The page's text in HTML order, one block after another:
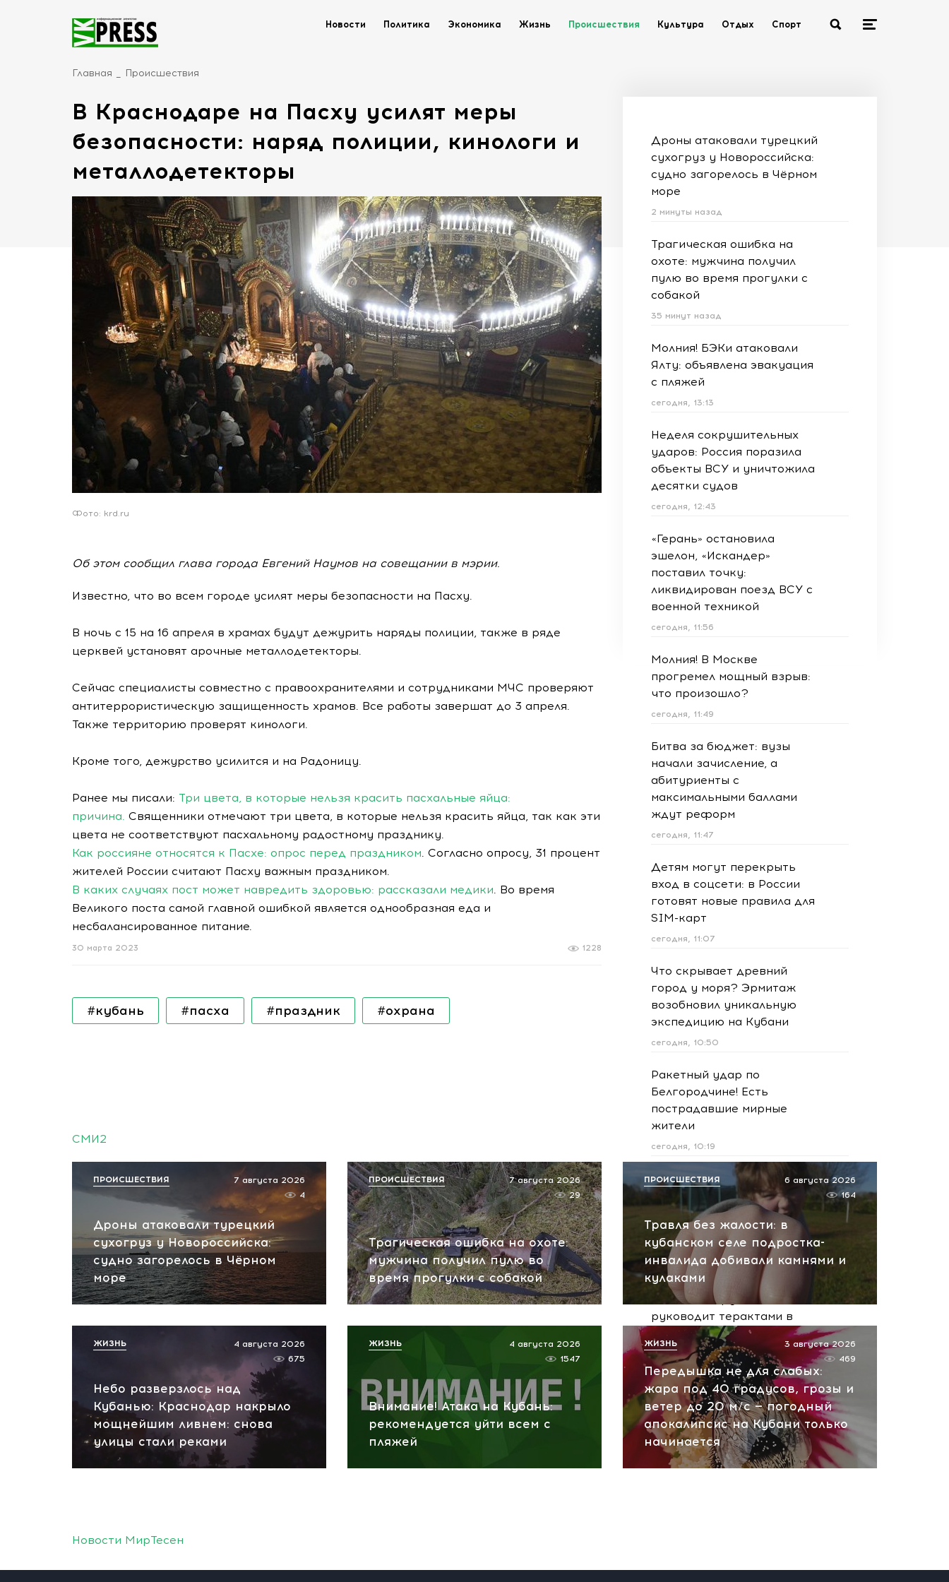
Новости Политика Экономика Жизнь Происшествия Культура Отдых Спорт
Главная Происшествия
В Краснодаре на Пасху усилят меры
безопасности: наряд полиции, кинологи и
металлодетекторы
Фото: krd.ru
Об этом сообщил глава города Евгений Наумов на совещании в мэрии.
Известно, что во всем городе усилят меры безопасности на Пасху.
В ночь с 15 на 16 апреля в храмах будут дежурить наряды полиции, также в ряде
церквей установят арочные металлодетекторы.
Сейчас специалисты совместно с правоохранителями и сотрудниками МЧС проверяют
антитеррористическую защищенность храмов. Все работы завершат до 3 апреля.
Также территорию проверят кинологи.
Кроме того, дежурство усилится и на Радоницу.
Ранее мы писали: Три цвета, в которые нельзя красить пасхальные яйца:
причина. Священники отмечают три цвета, в которые нельзя красить яйца, так как эти
цвета не соответствуют пасхальному радостному празднику.
Как россияне относятся к Пасхе: опрос перед праздником. Согласно опросу, 31 процент
жителей России считают Пасху важным праздником.
В каких случаях пост может навредить здоровью: рассказали медики. Во время
Великого поста самой главной ошибкой является однообразная еда и
несбалансированное питание.
1228
30 марта 2023
#кубань #пасха #праздник #охрана
Дроны атаковали турецкий
сухогруз у Новороссийска:
судно загорелось в Чёрном
море
2 минуты назад
Трагическая ошибка на
охоте: мужчина получил
пулю во время прогулки с
собакой
35 минут назад
Молния! БЭКи атаковали
Ялту: объявлена эвакуация
с пляжей
сегодня, 13:13
Неделя сокрушительных
ударов: Россия поразила
объекты ВСУ и уничтожила
десятки судов
сегодня, 12:43
«Герань» остановила
эшелон, «Искандер»
поставил точку:
ликвидирован поезд ВСУ с
военной техникой
сегодня, 11:56
Молния! В Москве
прогремел мощный взрыв:
что произошло?
сегодня, 11:49
Битва за бюджет: вузы
начали зачисление, а
абитуриенты с
максимальными баллами
ждут реформ
сегодня, 11:47
Детям могут перекрыть
вход в соцсети: в России
готовят новые правила для
SIM-карт
сегодня, 11:07
Что скрывает древний
город у моря? Эрмитаж
возобновил уникальную
экспедицию на Кубани
сегодня, 10:50
Ракетный удар по
Белгородчине! Есть
пострадавшие мирные
жители
сегодня, 10:19
Срочно! В Геленджике и
Новороссийске громко -
работает ПВО:
рекомендуется уйти с
пляжей
сегодня, 10:13
НАТО планирует и
руководит терактами в
России! Сенсационное
заявление хакеров
сегодня, 10:07
СМИ2
Дроны атаковали турецкий
сухогруз у Новороссийска:
судно загорелось в Чёрном
море
7 августа 2026
4
ПРОИСШЕСТВИЯ
Трагическая ошибка на охоте:
мужчина получил пулю во
время прогулки с собакой
7 августа 2026
29
ПРОИСШЕСТВИЯ
Травля без жалости: в
кубанском селе подростка-
инвалида добивали камнями и
кулаками
6 августа 2026
164
ПРОИСШЕСТВИЯ
Небо разверзлось над
Кубанью: Краснодар накрыло
мощнейшим ливнем: снова
улицы стали реками
4 августа 2026
675
ЖИЗНЬ
Внимание! Атака на Кубань:
рекомендуется уйти всем с
пляжей
4 августа 2026
1547
ЖИЗНЬ
Передышка не для слабых:
жара под 40 градусов, грозы и
ветер до 20 м/с — погодный
апокалипсис на Кубани только
начинается
3 августа 2026
469
ЖИЗНЬ
Новости МирТесен